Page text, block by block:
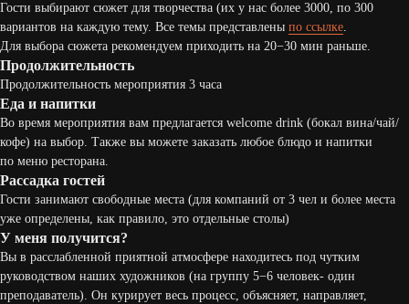
Гости выбирают сюжет для творчества (их у нас более 3000, по 300
вариантов на каждую тему. Все темы представлены по ссылке.
Для выбора сюжета рекомендуем приходить на 20−30 мин раньше.
Продолжительность
Продолжительность мероприятия 3 часа
Еда и напитки
Во время мероприятия вам предлагается welcome drink (бокал вина/чай/
кофе) на выбор. Также вы можете заказать любое блюдо и напитки
по меню ресторана.
Рассадка гостей
Гости занимают свободные места (для компаний от 3 чел и более места
уже определены, как правило, это отдельные столы)
У меня получится?
Вы в расслабленной приятной атмосфере находитесь под чутким
руководством наших художников (на группу 5−6 человек- один
преподаватель). Он курирует весь процесс, объясняет, направляет,